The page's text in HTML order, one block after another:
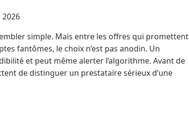
simple. Mais entre les offres qui promettent
fantômes, le choix n’est pas anodin. Un
et peut même alerter l’algorithme. Avant de
de distinguer un prestataire sérieux d’une